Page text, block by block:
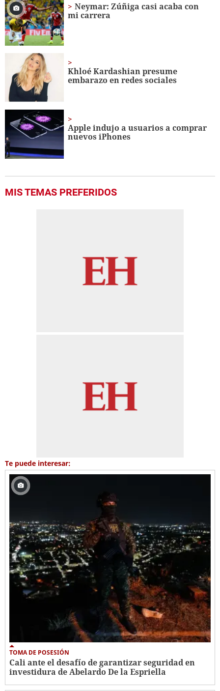
Neymar: Zúñiga casi acaba con
mi carrera
Khloé Kardashian presume
embarazo en redes sociales
Apple indujo a usuarios a comprar
nuevos iPhones
MIS TEMAS PREFERIDOS
Te puede interesar:
TOMA DE POSESIÓN
Cali ante el desafío de garantizar seguridad en
investidura de Abelardo De la Espriella